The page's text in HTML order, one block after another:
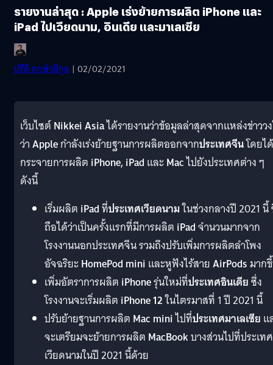
รายงานล่าสุด : Apple เร่งย้ายการผลิต iPhone และ
iPad ไปเวียดนาม, อินเดีย และมาเลเซีย
ปรีดี ฤกษ์วลีกุล | 02/02/2021
เว็บไซต์Nikkei Asiaได้รายงานว่าข้อมูลล่าสุดจากแหล่งข่าวว
ว่าAppleกำลังเร่งย้ายฐานการผลิตออกจากประเทศจีนโดยได้
กระจายการผลิต iPhone, iPad และMacไปยังประเทศต่าง ๆ
ดังนี้
เริ่มผลิต iPadที่ประเทศเวียดนามในช่วงกลางปี 2021 นี้
ถือได้ว่าเป็นครั้งแรกที่มีการผลิต iPadจำนวนมากจาก
โรงงานนอกประเทศจีน รวมถึงปรับเพิ่มการผลิตลำโพง
อัจฉริยะHomePod mini และหูฟังไร้สายAirPodsมาก
เพิ่มอัตราการผลิต iPhoneรุ่นใหม่ที่ประเทศอินเดียซึ่ง
โรงงานจะเริ่มผลิต iPhone 12ในไตรมาสที่ 1 ปี 2021 นี้
ปรับย้ายฐานการผลิต Mac miniไปที่ประเทศมาเลเซีย แ
จะเตรียมจะย้ายการผลิต MacBookบางส่วนไปที่ประเทศ
เวียดนามในปี 2021 นี้ด้วย